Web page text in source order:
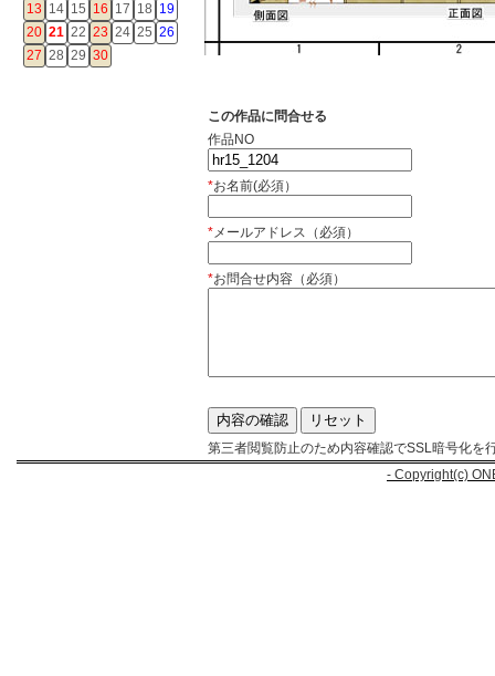
13 14 15 16 17 18 19
20 21 22 23 24 25 26
27 28 29 30
この作品に問合せる
作品NO
*お名前(必須）
*メールアドレス（必須）
*お問合せ内容（必須）
第三者閲覧防止のため内容確認でSSL暗号化を
- Copyright(c)